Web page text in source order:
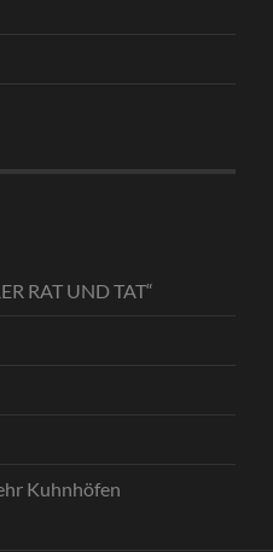
RAT UND TAT“
Kuhnhöfen